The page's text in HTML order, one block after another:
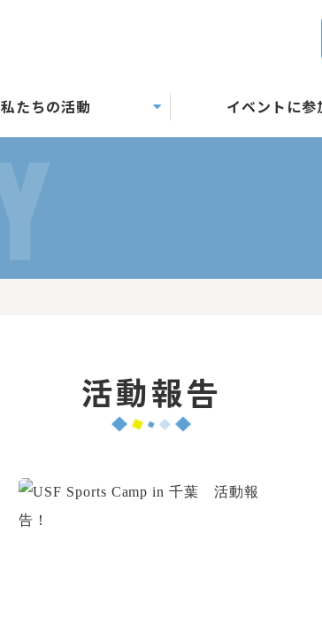
私たちの活動 イベントに参
活動報告